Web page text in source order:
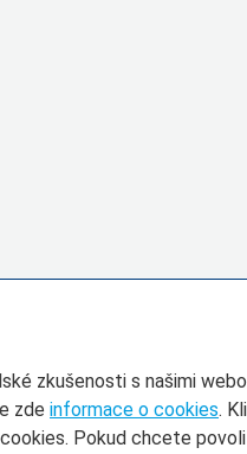
zkušenosti s našimi
zde informace o cookies.
Pokud chcete